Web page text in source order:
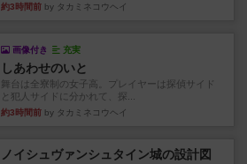
約3時間前 by タカミネコウヘイ
画像付き 充実
しあわせのいと
舞台は全寮制の女子高。プレイヤーは探偵サイド
と犯人サイドに分かれて、探...
約3時間前 by タカミネコウヘイ
ノイシュヴァンシュタイン城の設計図